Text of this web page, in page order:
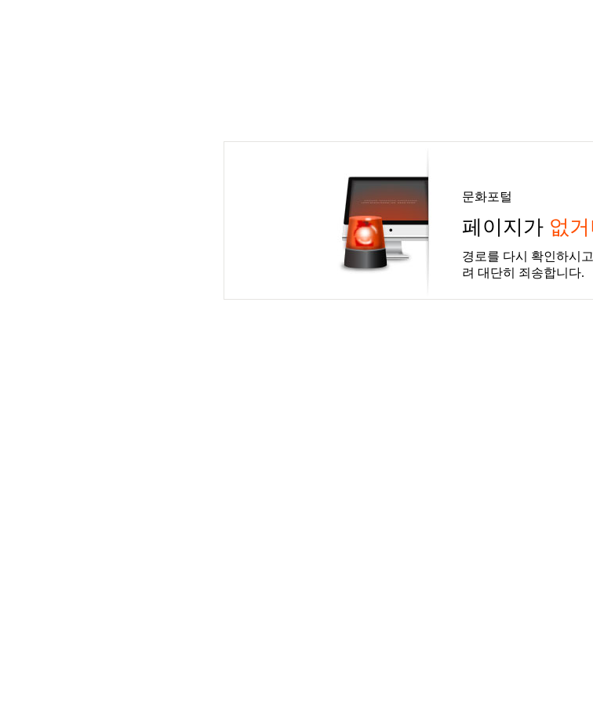
문화포털
페이지가 없
경로를 다시 확인하시
려 대단히 죄송합니다.